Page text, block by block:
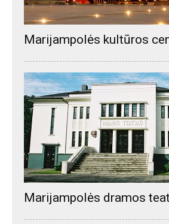
Marijampolės kultūros
Marijampolės dramos